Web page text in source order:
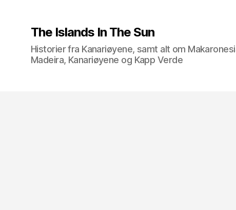
The Islands In The Sun
Historier fra Kanariøyene, samt alt om
Madeira, Kanariøyene og Kapp Verde